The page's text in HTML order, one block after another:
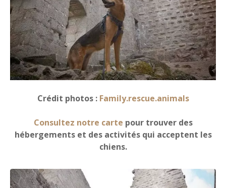
Crédit photos : Family.rescue.animals
Consultez notre carte pour trouver des
hébergements et des activités qui acceptent les
chiens.